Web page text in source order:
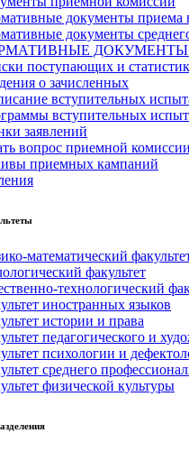
документы приема
документы
ДОКУМЕНТЫ
поступающих и
о зачисленных
вступительных
вступительных
заявлений
вопрос приемной комиссии
приемных кампаний
математический
факультет
технологический
иностранных языков
истории и права
педагогического и
психологии и
среднего
физической культуры